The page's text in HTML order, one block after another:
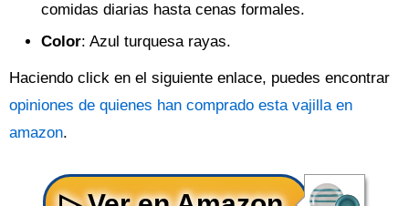
comidas diarias hasta cenas formales.
Color: Azul turquesa rayas.
Haciendo click en el siguiente enlace, puedes encontrar
opiniones de quienes han comprado esta vajilla en
amazon.